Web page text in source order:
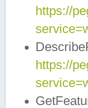
https://
https://